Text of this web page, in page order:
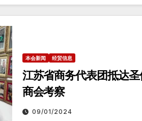
本会新闻 经贸信息
江苏省商务代表团抵达
商会考察
09/01/2024